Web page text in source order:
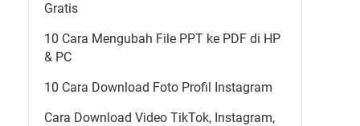
Gratis
10 Cara Mengubah File PPT ke PDF di HP
& PC
10 Cara Download Foto Profil Instagram
Cara Download Video TikTok, Instagram,